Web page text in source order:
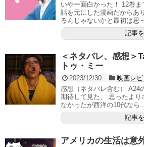
いやー面白かった！ 12巻
話を元にした漫画だからあ
るんじゃないかと最初は思
記事
＜ネタバレ、感想＞
トゥ・ミー
2023/12/30
映画レビ
感想（ネタバレ含む） A24
期待して見た。 思ったよ
なかったが西洋の10代なら
記事
アメリカの生活は意